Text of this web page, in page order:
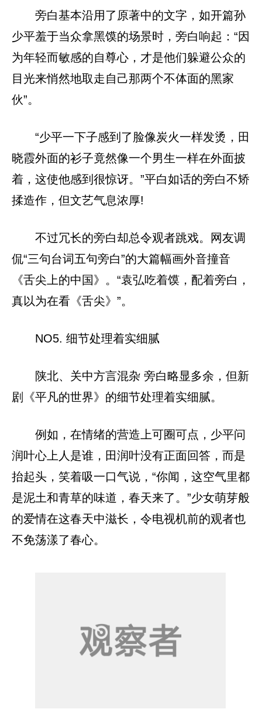
旁白基本沿用了原著中的文字，如开篇孙
少平羞于当众拿黑馍的场景时，旁白响起：“因
为年轻而敏感的自尊心，才是他们躲避公众的
目光来悄然地取走自己那两个不体面的黑家
伙”。
“少平一下子感到了脸像炭火一样发烫，田
晓霞外面的衫子竟然像一个男生一样在外面披
着，这使他感到很惊讶。”平白如话的旁白不矫
揉造作，但文艺气息浓厚!
不过冗长的旁白却总令观者跳戏。网友调
侃“三句台词五句旁白”的大篇幅画外音撞音
《舌尖上的中国》。“袁弘吃着馍，配着旁白，
真以为在看《舌尖》”。
NO5. 细节处理着实细腻
陕北、关中方言混杂 旁白略显多余，但新
剧《平凡的世界》的细节处理着实细腻。
例如，在情绪的营造上可圈可点，少平问
润叶心上人是谁，田润叶没有正面回答，而是
抬起头，笑着吸一口气说，“你闻，这空气里都
是泥土和青草的味道，春天来了。”少女萌芽般
的爱情在这春天中滋长，令电视机前的观者也
不免荡漾了春心。